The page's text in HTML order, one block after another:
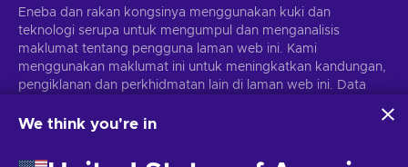
Dapatkan tawaran permainan yang diperibadikan
Langgan
Anda boleh berhenti melanggan pada bila-bila masa.Lawati notis
Eneba dan rakan kongsinya menggunakan kuki dan
teknologi serupa untuk mengumpul dan menganalisis
maklumat tentang pengguna laman web ini. Kami
menggunakan maklumat ini untuk meningkatkan kandungan,
pengiklanan dan perkhidmatan lain di laman web ini. Data
iklan.
penggunaan teknologi ini oleh Eneba dan rakan kongsinya.
We think you're in